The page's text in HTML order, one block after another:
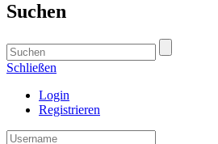
Suchen
Schließen
Login
Registrieren